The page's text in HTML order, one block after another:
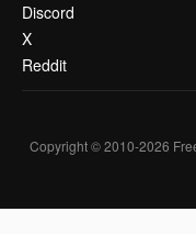
Discord
X
Reddit
Copyright © 2010-2026